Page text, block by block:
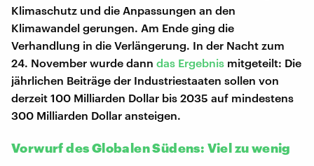
Klimaschutz und die Anpassungen an den
Klimawandel gerungen. Am Ende ging die
Verhandlung in die Verlängerung. In der Nacht zum
24. November wurde dann das Ergebnis mitgeteilt: Die
jährlichen Beiträge der Industriestaaten sollen von
derzeit 100 Milliarden Dollar bis 2035 auf mindestens
300 Milliarden Dollar ansteigen.
Vorwurf des Globalen Südens: Viel zu wenig